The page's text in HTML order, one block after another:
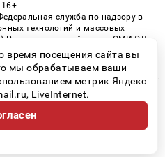
16+
служба по надзору в
технологий и массовых
Регистрационный номер СМИ ЭЛ
от 21.01.2022
| Все права защищены
сайта 16+
время посещения сайта вы
мы обрабатываем ваши
метрик Яндекс
LiveInternet.